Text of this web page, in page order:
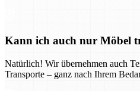
Kann ich auch nur Möbel
Natürlich! Wir übernehmen auch
Transporte – ganz nach Ihrem